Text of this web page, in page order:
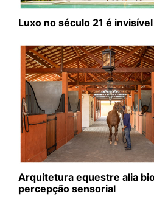
Luxo no século 21 é
Arquitetura equestre alia
percepção sensorial